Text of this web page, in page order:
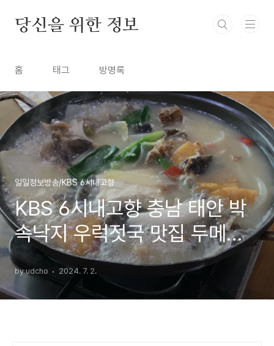
당신을 위한 정보
홈 태그 방명록
일일정보방송/KBS 6시내고향
KBS 6시내고향 충남 태안 박
속낙지 우럭젓국 맛집 두메식
당 7월 1일 8076회
by udcho 2024. 7. 2.